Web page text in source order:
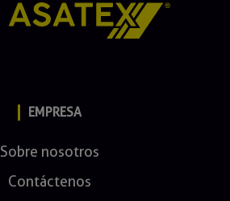
EMPRESA
Sobre nosotros
Contáctenos